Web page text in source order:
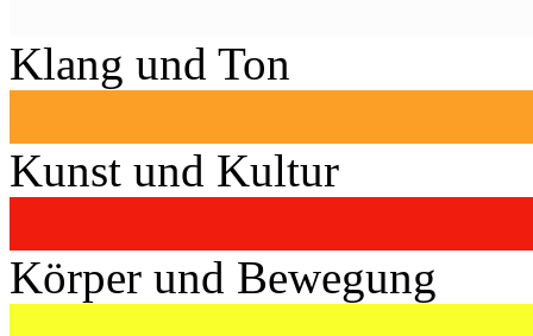
Klang und Ton
Kunst und Kultur
Körper und Bewegung